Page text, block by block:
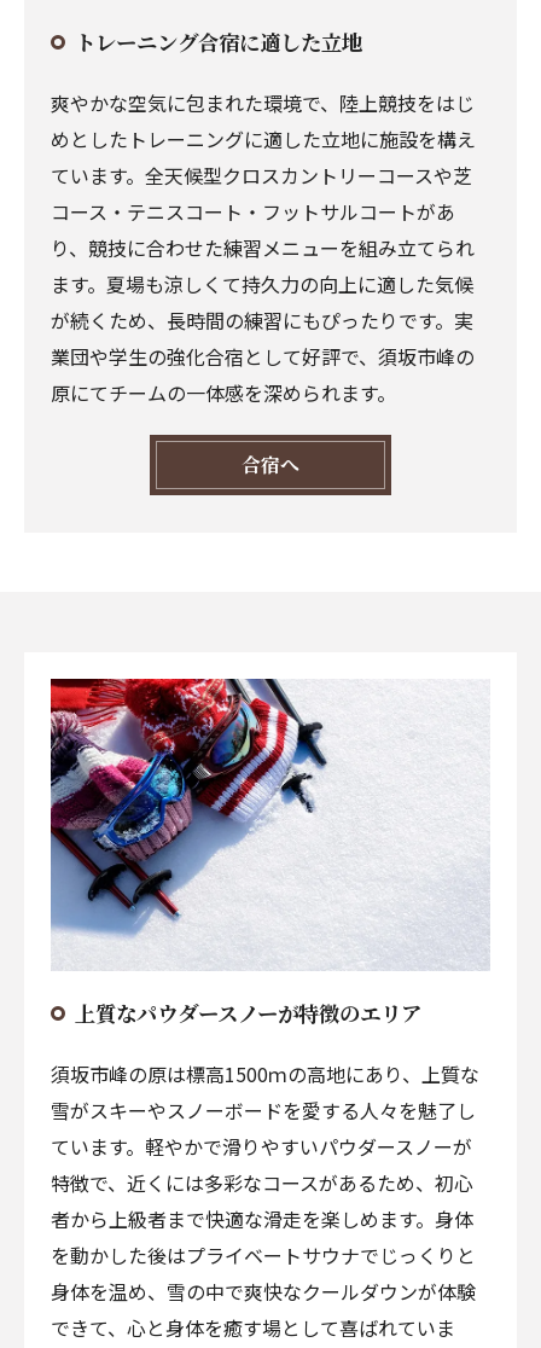
トレーニング合宿に適した立地
爽やかな空気に包まれた環境で、陸上競技をはじ
めとしたトレーニングに適した立地に施設を構え
ています。全天候型クロスカントリーコースや芝
コース・テニスコート・フットサルコートがあ
り、競技に合わせた練習メニューを組み立てられ
ます。夏場も涼しくて持久力の向上に適した気候
が続くため、長時間の練習にもぴったりです。実
業団や学生の強化合宿として好評で、須坂市峰の
原にてチームの一体感を深められます。
合宿へ
上質なパウダースノーが特徴のエリア
須坂市峰の原は標高1500ｍの高地にあり、上質な
雪がスキーやスノーボードを愛する人々を魅了し
ています。軽やかで滑りやすいパウダースノーが
特徴で、近くには多彩なコースがあるため、初心
者から上級者まで快適な滑走を楽しめます。身体
を動かした後はプライベートサウナでじっくりと
身体を温め、雪の中で爽快なクールダウンが体験
できて、心と身体を癒す場として喜ばれていま